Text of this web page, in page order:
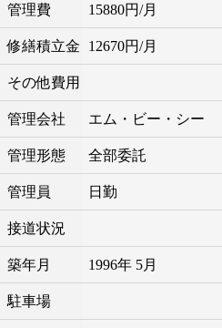
管理費 15880円/月
修繕積立金 12670円/月
その他費用
管理会社 エム・ビー・シー
管理形態 全部委託
管理員 日勤
接道状況
築年月 1996年 5月
駐車場